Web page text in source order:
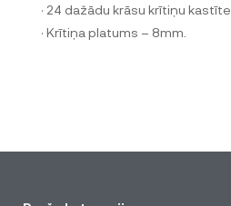
· 24 dažādu krāsu krītiņu kastīte.
· Krītiņa platums – 8mm.